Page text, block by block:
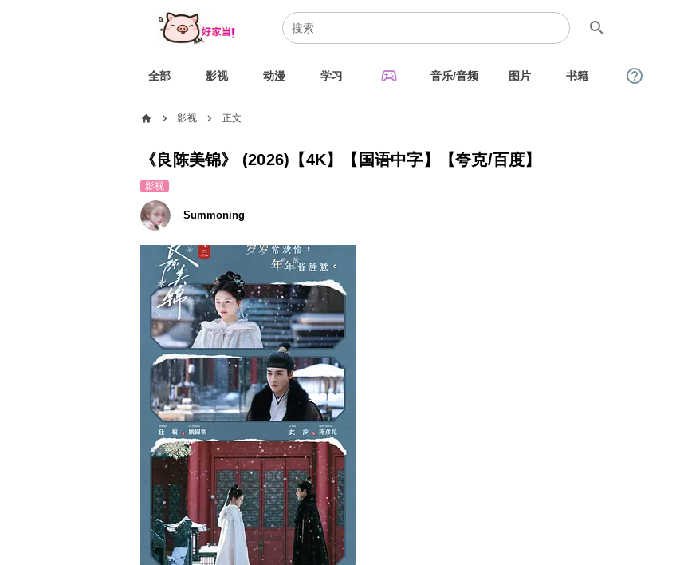
search
全部 影视 动漫 学习 sports_esports 音乐/音频 图片 书籍 help_outline
home chevron_right 影视 chevron_right 正文
《良陈美锦》 (2026)【4K】【国语中字】【夸克/百度】
影视
Summoning